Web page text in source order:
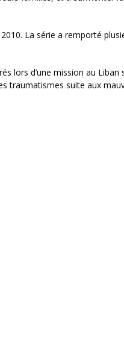
La série a remporté
lors d’une mission au Liban
traumatismes suite aux